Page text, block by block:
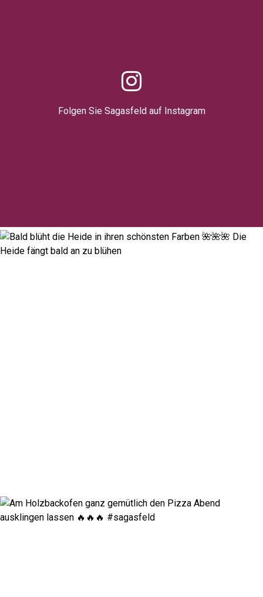
Folgen Sie Sagasfeld auf Instagram